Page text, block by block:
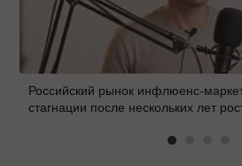
Российский рынок инфлюенс-
стагнации после нескольких лет